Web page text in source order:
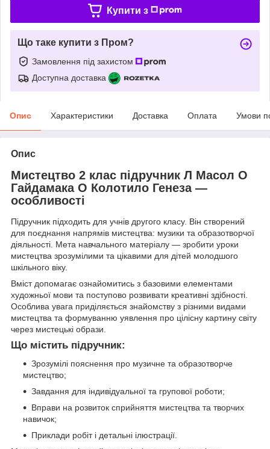
Купити з
Що таке купити з Пром?
Замовлення під захистом
Доступна доставка
Опис Характеристики Доставка Оплата Умови
Опис
Мистецтво 2 клас підручник Л Масол О
Гайдамака О Колотило Генеза —
особливості
Підручник підходить для учнів другого класу. Він створений
для поєднання напрямів мистецтва: музики та образотворчої
діяльності. Мета навчального матеріалу — зробити уроки
мистецтва зрозумілими та цікавими для дітей молодшого
шкільного віку.
Вміст допомагає ознайомитись з базовими елементами
художньої мови та поступово розвивати креативні здібності.
Особлива увага приділяється знайомству з різними видами
мистецтва та формуванню уявлення про цілісну картину світу
через мистецькі образи.
Що містить підручник:
Зрозумілі пояснення про музичне та образотворче
мистецтво;
Завдання для індивідуальної та групової роботи;
Вправи на розвиток сприйняття мистецтва та творчих
навичок;
Приклади робіт і детальні ілюстрації.